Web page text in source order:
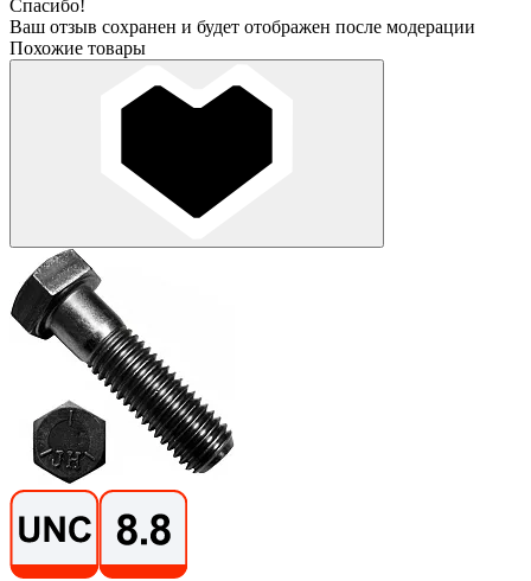
Спасибо!
Ваш отзыв сохранен и будет отображен после модерации
Похожие товары